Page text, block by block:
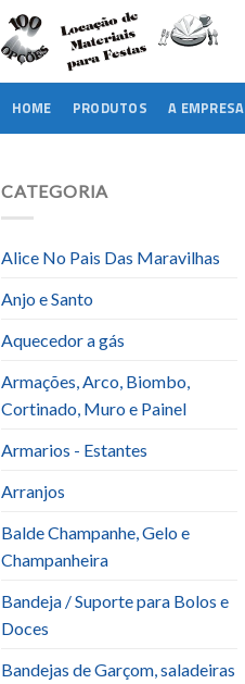
HOME PRODUTOS A EMPRESA
CATEGORIA
Alice No Pais Das Maravilhas
Anjo e Santo
Aquecedor a gás
Armações, Arco, Biombo,
Cortinado, Muro e Painel
Armarios - Estantes
Arranjos
Balde Champanhe, Gelo e
Champanheira
Bandeja / Suporte para Bolos e
Doces
Bandejas de Garçom, saladeiras